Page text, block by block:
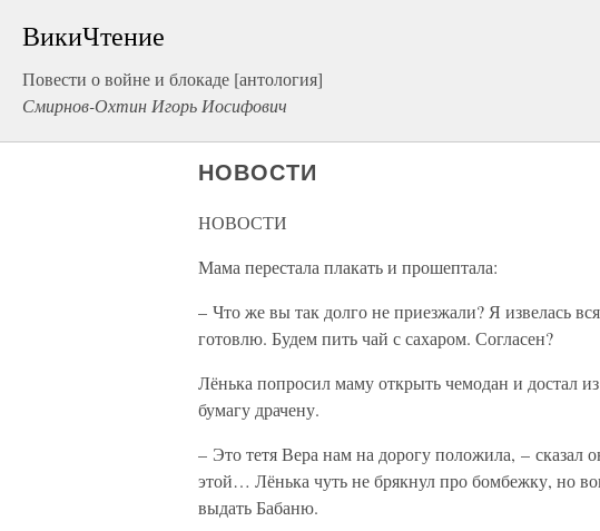
ВикиЧтение
Повести о войне и блокаде [антология]
Смирнов-Охтин Игорь Иосифович
НОВОСТИ
НОВОСТИ
Мама перестала плакать и прошептала:
– Что же вы так долго не приезжали? Я извелась
готовлю. Будем пить чай с сахаром. Согласен?
Лёнька попросил маму открыть чемодан и достал
бумагу драчену.
– Это тетя Вера нам на дорогу положила, – сказал
этой… Лёнька чуть не брякнул про бомбежку, но
выдать Бабаню.